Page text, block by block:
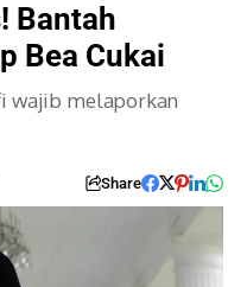
Bantah
Bea Cukai
wajib melaporkan
Share